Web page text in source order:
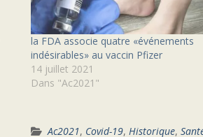
la FDA associe quatre «événements
indésirables» au vaccin Pfizer
14 juillet 2021
Dans "Ac2021"
Ac2021, Covid-19, Historique,